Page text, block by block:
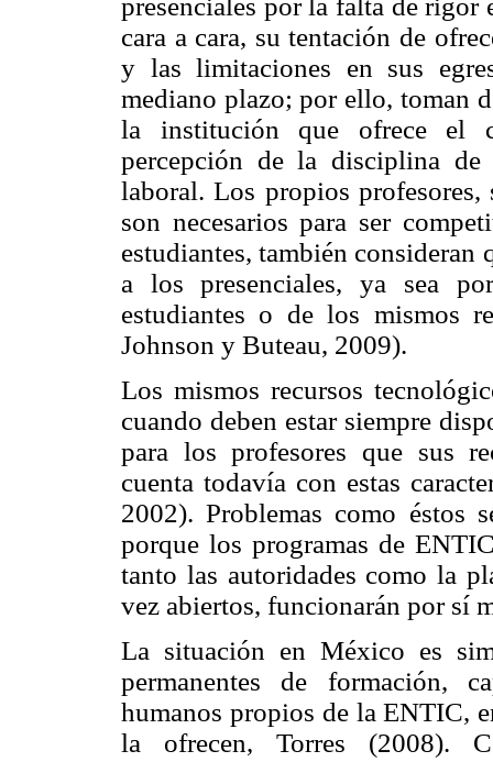
cara a cara, su tentación de
y las limitaciones en sus
mediano plazo; por ello, toman
la institución que ofrece el
percepción de la disciplina
laboral. Los propios
son necesarios para ser
estudiantes, también consideran
a los presenciales, ya sea
estudiantes o de los mismos
Johnson y Buteau, 2009).
Los mismos recursos
cuando deben estar siempre
para los profesores que sus
cuenta todavía con estas
2002). Problemas como éstos
porque los programas de
tanto las autoridades como la
vez abiertos, funcionarán por sí
La situación en México es
permanentes de formación,
humanos propios de la ENTIC,
la ofrecen, Torres (2008).